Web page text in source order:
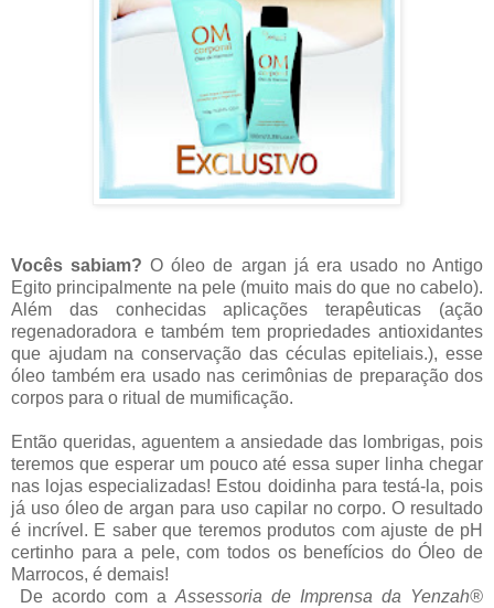
Vocês sabiam? O óleo de argan já era usado no Antigo
Egito principalmente na pele (muito mais do que no cabelo).
Além das conhecidas aplicações terapêuticas (ação
regenadoradora e também tem propriedades antioxidantes
que ajudam na conservação das céculas epiteliais.), esse
óleo também era usado nas cerimônias de preparação dos
corpos para o ritual de mumificação.
Então queridas, aguentem a ansiedade das lombrigas, pois
teremos que esperar um pouco até essa super linha chegar
nas lojas especializadas! Estou doidinha para testá-la, pois
já uso óleo de argan para uso capilar no corpo. O resultado
é incrível. E saber que teremos produtos com ajuste de pH
certinho para a pele, com todos os benefícios do Óleo de
Marrocos, é demais!
De acordo com a Assessoria de Imprensa da Yenzah®